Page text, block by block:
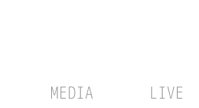
MEDIA LIVE